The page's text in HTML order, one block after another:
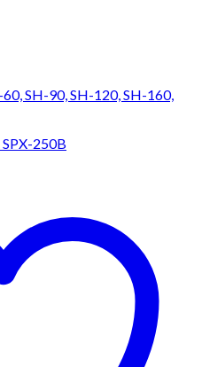
SH-90, SH-120, SH-160,